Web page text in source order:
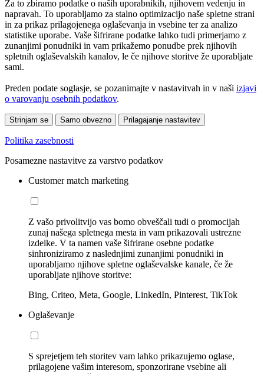
Za to zbiramo podatke o naših uporabnikih, njihovem vedenju in
napravah. To uporabljamo za stalno optimizacijo naše spletne strani
in za prikaz prilagojenega oglaševanja in vsebine ter za analizo
statistike uporabe. Vaše šifrirane podatke lahko tudi primerjamo z
zunanjimi ponudniki in vam prikažemo ponudbe prek njihovih
spletnih oglaševalskih kanalov, le če njihove storitve že uporabljate
sami.
Preden podate soglasje, se pozanimajte v nastavitvah in v naši izjavi
o varovanju osebnih podatkov.
Strinjam se Samo obvezno Prilagajanje nastavitev
Politika zasebnosti
Posamezne nastavitve za varstvo podatkov
Customer match marketing
Z vašo privolitvijo vas bomo obveščali tudi o promocijah
zunaj našega spletnega mesta in vam prikazovali ustrezne
izdelke. V ta namen vaše šifrirane osebne podatke
sinhroniziramo z naslednjimi zunanjimi ponudniki in
uporabljamo njihove spletne oglaševalske kanale, če že
uporabljate njihove storitve:
Bing, Criteo, Meta, Google, LinkedIn, Pinterest, TikTok
Oglaševanje
S sprejetjem teh storitev vam lahko prikazujemo oglase,
prilagojene vašim interesom, sponzorirane vsebine ali